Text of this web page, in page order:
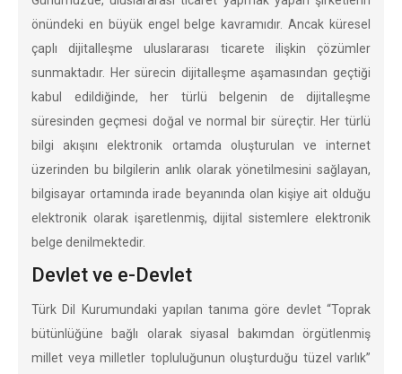
önündeki en büyük engel belge kavramıdır. Ancak küresel
çaplı dijitalleşme uluslararası ticarete ilişkin çözümler
sunmaktadır. Her sürecin dijitalleşme aşamasından geçtiği
kabul edildiğinde, her türlü belgenin de dijitalleşme
süresinden geçmesi doğal ve normal bir süreçtir. Her türlü
bilgi akışını elektronik ortamda oluşturulan ve internet
üzerinden bu bilgilerin anlık olarak yönetilmesini sağlayan,
bilgisayar ortamında irade beyanında olan kişiye ait olduğu
elektronik olarak işaretlenmiş, dijital sistemlere elektronik
belge denilmektedir.
Devlet ve e-Devlet
Türk Dil Kurumundaki yapılan tanıma göre devlet “Toprak
bütünlüğüne bağlı olarak siyasal bakımdan örgütlenmiş
millet veya milletler topluluğunun oluşturduğu tüzel varlık”